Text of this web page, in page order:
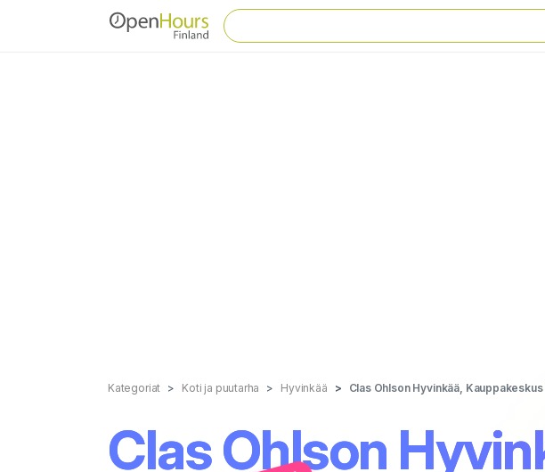
Kategoriat Koti ja puutarha Hyvinkää Clas Ohlson Hyvinkää, Kauppakeskus
Clas Ohlson